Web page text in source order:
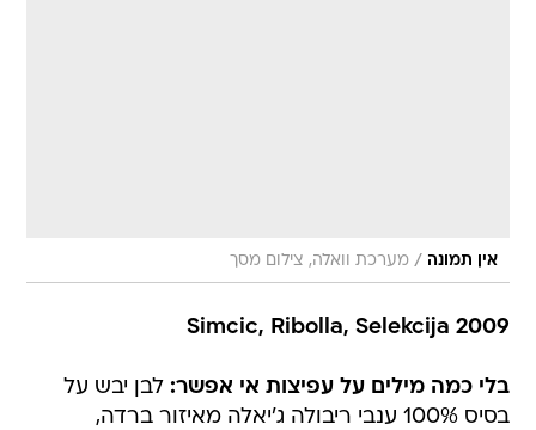
אין תמונה / מערכת וואלה, צילום מסך
Simcic, Ribolla, Selekcija 2009
בלי כמה מילים על עפיצות אי אפשר: לבן יבש על
בסיס 100% ענבי ריבולה ג'יאלה מאיזור ברדה,